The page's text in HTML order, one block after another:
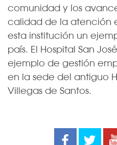
comunidad y los
calidad de la atención
esta institución un
país. El Hospital San
ejemplo de gestión
en la sede del antiguo
Villegas de Santos. ​